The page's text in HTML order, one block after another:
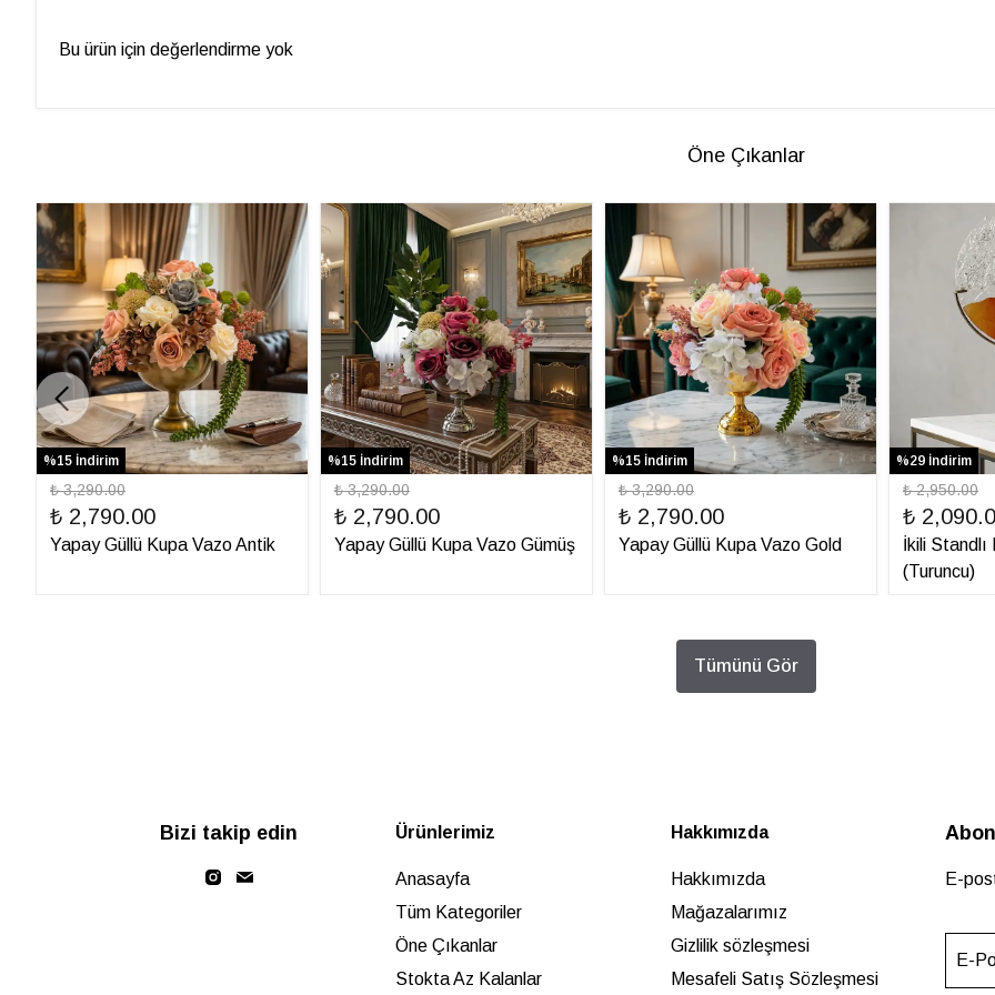
Bu ürün için değerlendirme yok
Öne Çıkanlar
%15 İndirim
₺ 3,290.00
₺ 2,790.00
Yapay Güllü Kupa Vazo Antik
%15 İndirim
₺ 3,290.00
₺ 2,790.00
Yapay Güllü Kupa Vazo Gümüş
%15 İndirim
₺ 3,290.00
₺ 2,790.00
Yapay Güllü Kupa Vazo Gold
%29 İndirim
₺ 2,950.00
₺
İkili
(Turuncu)
Tümünü Gör
Bizi takip edin Ürünlerimiz
Anasayfa
Tüm Kategoriler
Öne Çıkanlar
Stokta Az Kalanlar
Hakkımızda
Hakkımızda
Mağazalarımız
Gizlilik sözleşmesi
Mesafeli Satış Sözleşmesi
E-
E-